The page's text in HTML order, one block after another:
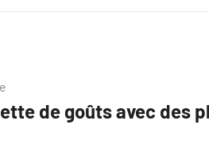
de goûts avec des